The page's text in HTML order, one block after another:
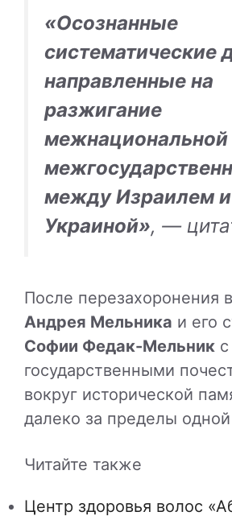
«Осознанные
систематические
направленные на
разжигание
межнациональной
между Израилем и
Украиной», —
После перезахоронения
Андрея Мельника и его
Софии Федак-Мельник с
государственными
вокруг исторической
далеко за пределы
Читайте также
Центр здоровья волос